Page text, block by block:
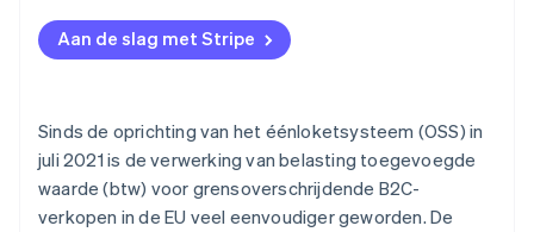
Als ze magazijnen hebben in EU-landen waaraan ze
verkopen
De OSS-belastingaangifte voorbereiden
Belasting betalen
Voordelen voor bedrijven
Voordelen voor de belastingdienst
Aan de slag met Stripe
Sinds de oprichting van het éénloketsysteem (OSS) in
juli 2021 is de verwerking van belasting toegevoegde
waarde (btw) voor grensoverschrijdende B2C-
verkopen in de EU veel eenvoudiger geworden. De